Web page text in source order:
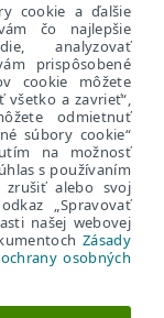
júla 2026
cookie a ďalšie
čo najlepšie
analyzovať
prispôsobené
cookie môžete
všetko a zavrieť“,
odmietnuť
súbory cookie“
na možnosť
s používaním
zrušiť alebo svoj
„Spravovať
našej webovej
Zásady
osobných